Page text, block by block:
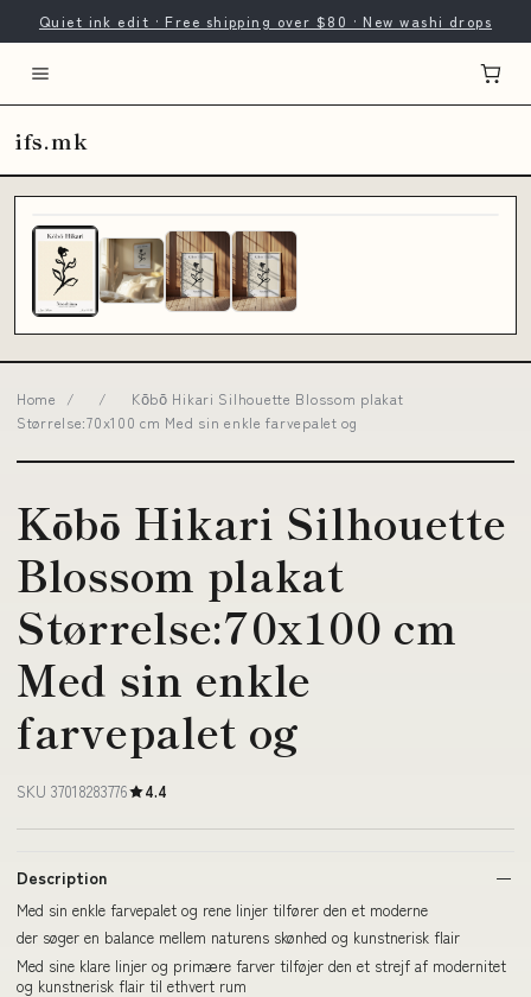
Quiet ink edit · Free shipping over $80 · New washi drops
ifs.mk
Home / /
Kōbō Hikari Silhouette Blossom plakat
Størrelse:70x100 cm Med sin enkle farvepalet og
Kōbō Hikari Silhouette
Blossom plakat
Størrelse:70x100 cm
Med sin enkle
farvepalet og
SKU 37018283776 4.4
Description
Med sin enkle farvepalet og rene linjer tilfører den et moderne
der søger en balance mellem naturens skønhed og kunstnerisk flair
Med sine klare linjer og primære farver tilføjer den et strejf af modernitet
og kunstnerisk flair til ethvert rum